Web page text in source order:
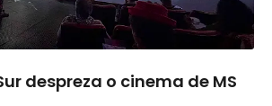
despreza o cinema de MS